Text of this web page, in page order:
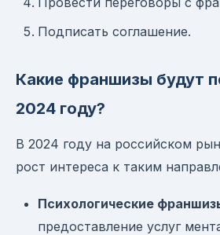
Подписать соглашение.
Какие франшизы будут
2024 году?
В 2024 году на российском
рост интереса к таким
Психологические
предоставление услуг